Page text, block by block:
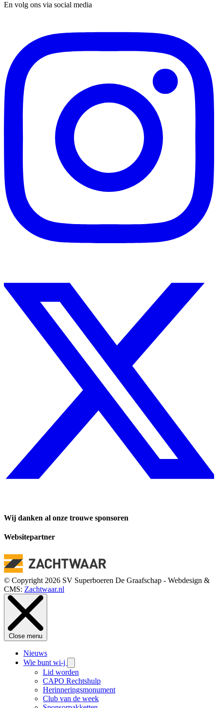
En volg ons via social media
Wij danken al onze trouwe sponsoren
Websitepartner
© Copyright 2026 SV Superboeren De Graafschap - Webdesign &
CMS: Zachtwaar.nl
Close menu
Nieuws
Wie bunt wi-j
Lid worden
CAPO Rechtshulp
Herinneringsmonument
Club van de week